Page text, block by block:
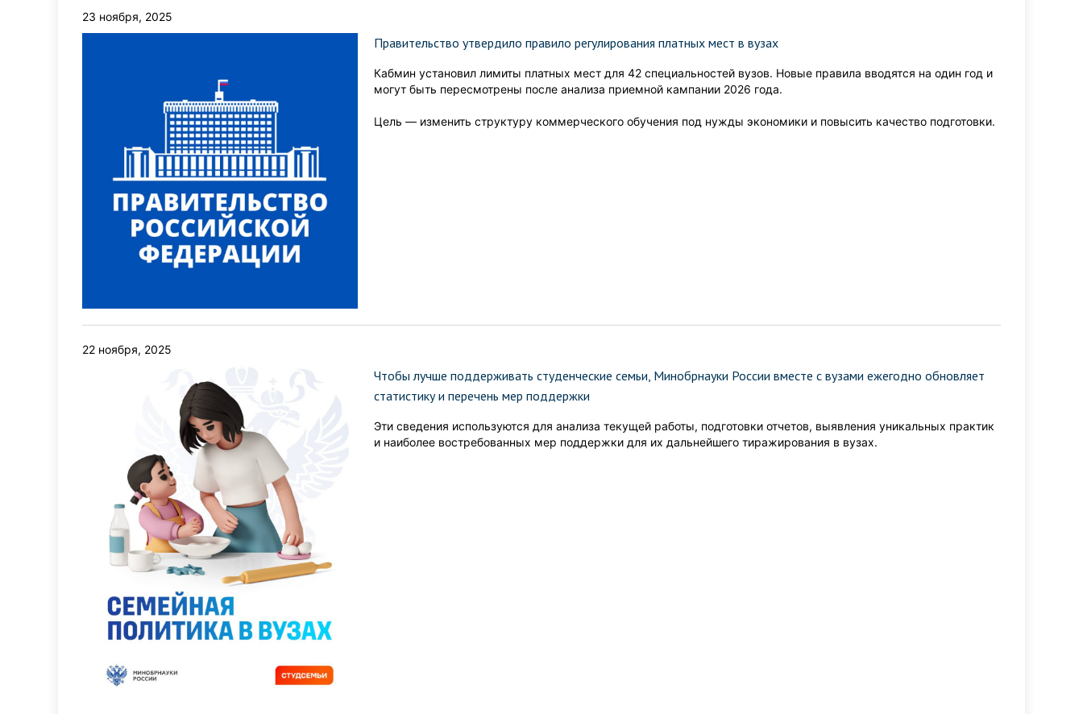
23 ноября, 2025
Правительство утвердило правило регулирования платных мест в вузах
Кабмин установил лимиты платных мест для 42 специальностей вузов. Новые правила вводятся на один год и
могут быть пересмотрены после анализа приемной кампании 2026 года.
Цель — изменить структуру коммерческого обучения под нужды экономики и повысить качество подготовки.
22 ноября, 2025
Чтобы лучше поддерживать студенческие семьи, Минобрнауки России вместе с вузами ежегодно обновляет
статистику и перечень мер поддержки
Эти сведения используются для анализа текущей работы, подготовки отчетов, выявления уникальных практик
и наиболее востребованных мер поддержки для их дальнейшего тиражирования в вузах.